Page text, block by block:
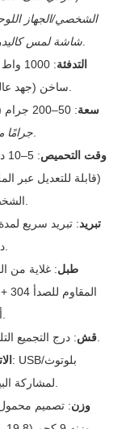
الشخصي/الجهاز
شاشة لمس كاليدو).
التدفئة
‌: 1000
سعة‌: 50–200 جرام (
جرامًا).
وقت التحميص
‌:
(قابلة للتعديل عبر
تبريد
دقائق.
طبل‌: غلاية من
قش‌: درج التجميع التلقائي.
‌: USB/بلوتوث
وزن‌: تصميم محمول